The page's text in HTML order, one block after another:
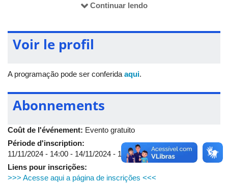
Convidamos todos para este evento que consolida as
br/noticias/centenas-de-vozes-confirmadas-confira-a-
programao-das-271-atividades-autogestionadas-do-g20-
Continuar lendo
Voir le profil
A programação pode ser conferida aqui.
Abonnements
Coût de l'événement: Evento gratuito
Période d'inscription:
11/11/2024 - 14:00 - 14/11/2024 - 14:00
Liens pour inscrições:
>>> Acesse aqui a página de inscrições <<<